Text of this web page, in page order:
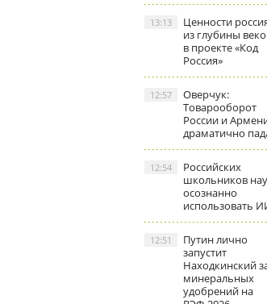
Ценности
из глубины
в проекте «Код
Россия»
13:13
Оверчук:
Товарооборот
России и
драматично
12:57
Российских
школьников
осознанно
использовать
12:54
Путин лично
запустит
Находкинский
минеральных
удобрений на
12:51